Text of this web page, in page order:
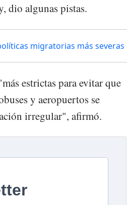
dio algunas pistas.
migratorias más severas
estrictas para evitar que
y aeropuertos se
irregular", afirmó.